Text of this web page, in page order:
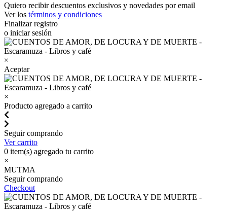
Quiero recibir descuentos exclusivos y novedades por email
Ver los términos y condiciones
Finalizar registro
o iniciar sesión
×
Aceptar
×
Producto agregado a carrito
Seguir comprando
Ver carrito
0 item(s) agregado tu carrito
×
MUTMA
Seguir comprando
Checkout